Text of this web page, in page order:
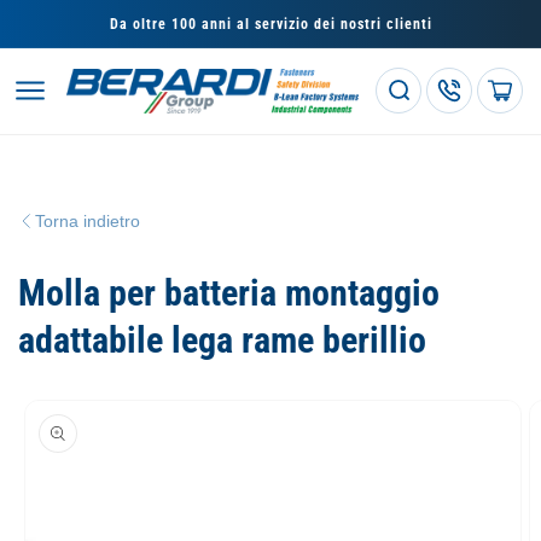
direttamente
ai contenuti
Da oltre 100 anni al servizio dei nostri clienti
Carrello
Torna indietro
Molla per batteria montaggio
adattabile lega rame berillio
sul prodotto